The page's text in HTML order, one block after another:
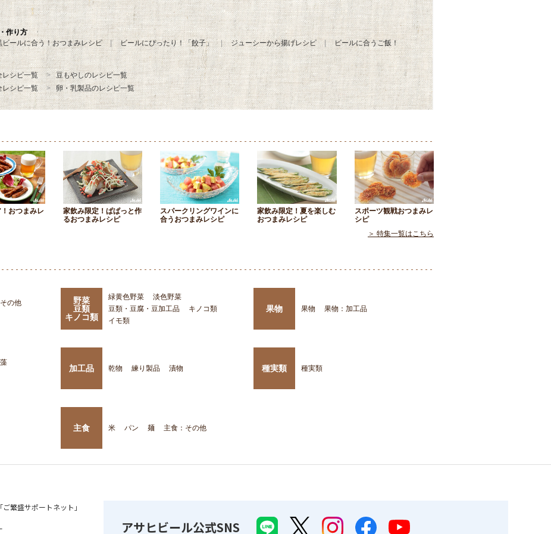
作り方
ビールに合う！おつまみレシピ ビールにぴったり！「餃子」 ジューシーから揚げレシピ ビールに合うご飯！
レシピ一覧
豆もやしのレシピ一覧
レシピ一覧 卵・乳製品のレシピ一覧
おつまみレ
家飲み限定！ぱぱっと作
るおつまみレシピ
スパークリングワインに
合うおつまみレシピ
家飲み限定！夏を楽しむ
おつまみレシピ
スポーツ観戦おつまみレ
シピ
＞ 特集一覧はこちら
の他
野菜
豆類
キノコ類
緑黄色野菜
淡色野菜
豆類・豆腐・豆加工品
キノコ類
イモ類
果物 果物 果物：加工品
加工品 乾物 練り製品 漬物 種実類 種実類
主食 米 パン 麺 主食：その他
繁盛サポートネット」
アサヒビール公式SNS